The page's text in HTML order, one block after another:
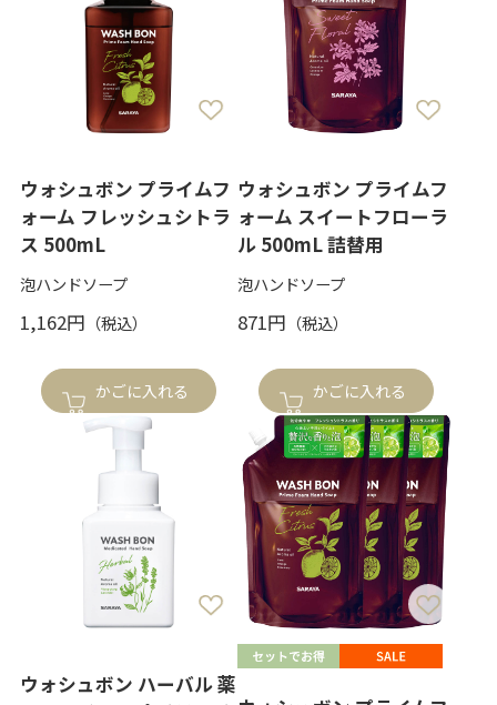
ウォシュボン プライムフ
ォーム フレッシュシトラ
ス 500mL
泡ハンドソープ
1,162円
かごに入れる
ウォシュボン プライムフ
ォーム スイートフローラ
ル 500mL 詰替用
泡ハンドソープ
871円
かごに入れる
ウォシュボン ハーバル 薬